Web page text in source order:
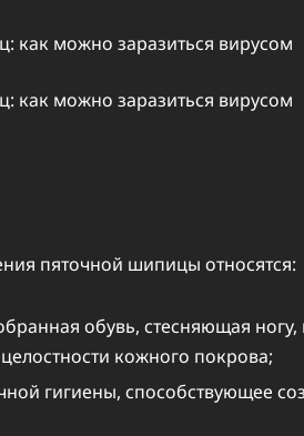
пяточной шипицы относятся:
обувь, стесняющая
кожного покрова;
гигиены, способствующее